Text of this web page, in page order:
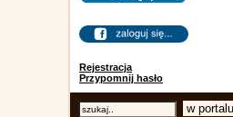
Rejestracja
Przypomnij hasło